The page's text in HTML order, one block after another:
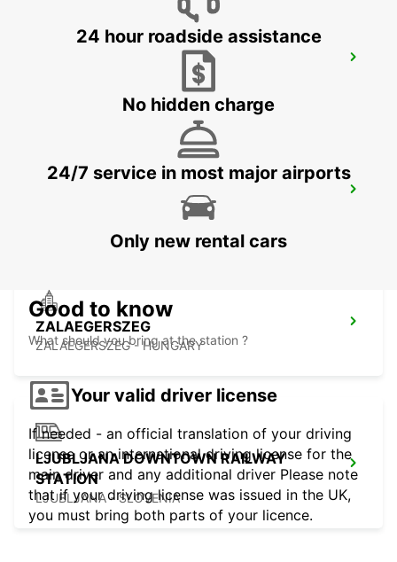
VELIKA GORICA - CROATIA
LJUBLJANA AIRPORT JOZE PUCNIK
ZGORNJI BRNIK AERODROM - SLOVENIA
ZALAEGERSZEG
ZALAEGERSZEG - HUNGARY
LJUBLJANA DOWNTOWN RAILWAY
STATION
LJUBLJANA - SLOVENIA
24 hour roadside assistance
No hidden charge
24/7 service in most major airports
Only new rental cars
Good to know
What should you bring at the station ?
Your valid driver license
If needed - an official translation of your driving
license or an international driving license for the
main driver and any additional driver Please note
that if your driving license was issued in the UK,
you must bring both parts of your licence.